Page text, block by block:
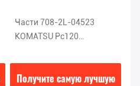
Части 708-2L-04523
KOMATSU Pc120
сброса ISO9001
Получите самую лучшую